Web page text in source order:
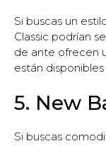
Si buscas un
Classic podrían
de ante ofrecen
están
5. New
Si buscas